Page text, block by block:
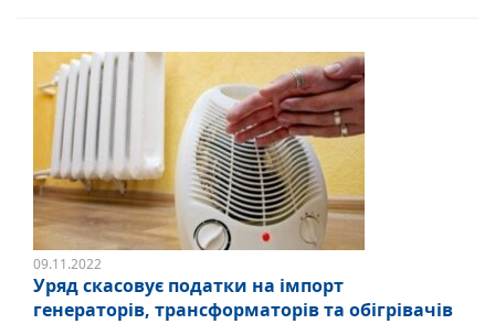
09.11.2022
Уряд скасовує податки на імпорт
генераторів, трансформаторів та обігрівачів